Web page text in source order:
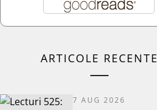
ARTICOLE RECENTE
7 AUG 2026